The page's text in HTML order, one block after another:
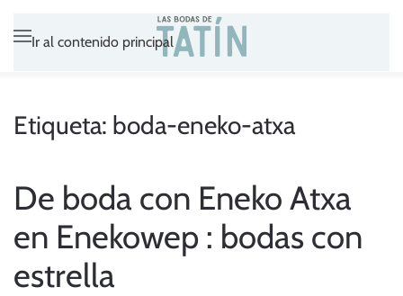
Ir al contenido principal
Etiqueta: boda-eneko-atxa
De boda con Eneko Atxa
en Enekowep : bodas con
estrella